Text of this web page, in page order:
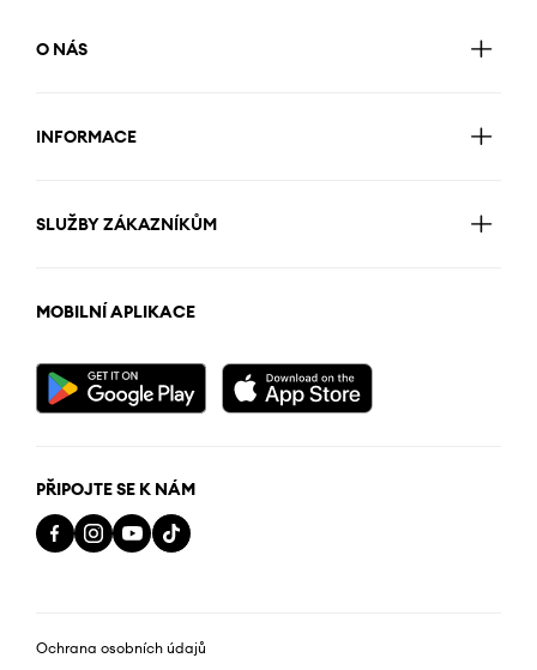
O NÁS
INFORMACE
SLUŽBY ZÁKAZNÍKŮM
MOBILNÍ APLIKACE
PŘIPOJTE SE K NÁM
Ochrana osobních údajů